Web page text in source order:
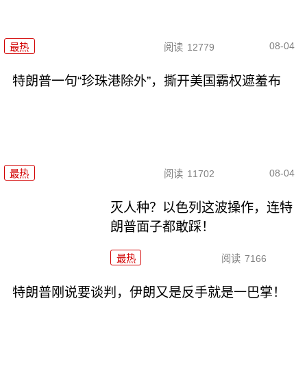
最热 阅读 12779 08-04
特朗普一句“珍珠港除外”，撕开美国霸权遮羞布
最热 阅读 11702 08-04
灭人种？以色列这波操作，连特
朗普面子都敢踩！
最热 阅读 7166
特朗普刚说要谈判，伊朗又是反手就是一巴掌！